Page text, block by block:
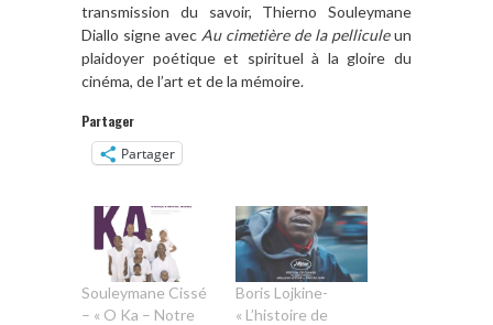
transmission du savoir, Thierno Souleymane
Diallo signe avec Au cimetière de la pelliculeun
plaidoyer poétique et spirituel à la gloire du
cinéma, de l’art et de la mémoire.
Partager
Partager
Souleymane Cissé
– « O Ka – Notre
Boris Lojkine-
« L’histoire de